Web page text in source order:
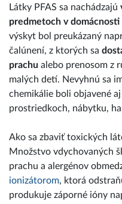
Látky PFAS sa nachádzajú
predmetoch v domácnosti
výskyt bol preukázaný
čalúnení, z ktorých sa
prachu alebo prenosom z
malých detí. Nevyhnú sa
chemikálie boli objavené
prostriedkoch, nábytku,
Ako sa zbaviť toxických
Množstvo vdychovaných
prachu a alergénov
ionizátorom, ktorá
produkuje záporné ióny